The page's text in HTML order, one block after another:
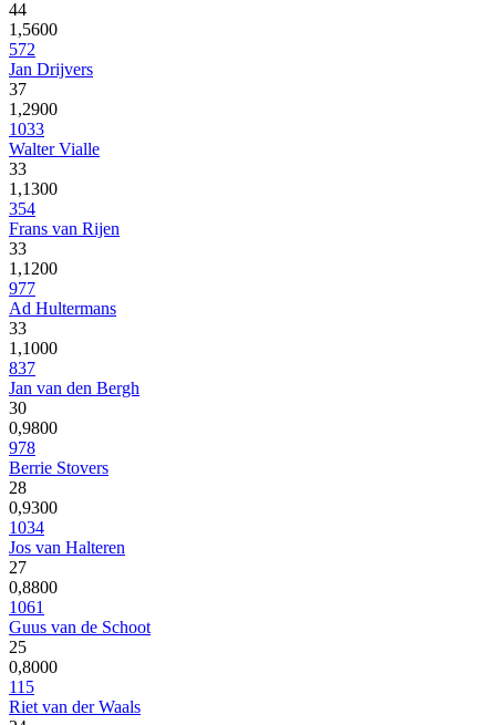
44
1,5600
572
Jan Drijvers
37
1,2900
1033
Walter Vialle
33
1,1300
354
Frans van Rijen
33
1,1200
977
Ad Hultermans
33
1,1000
837
Jan van den Bergh
30
0,9800
978
Berrie Stovers
28
0,9300
1034
Jos van Halteren
27
0,8800
1061
Guus van de Schoot
25
0,8000
115
Riet van der Waals